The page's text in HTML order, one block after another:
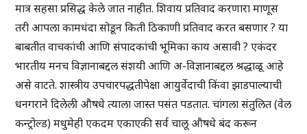
मात्र सहसा प्रसिद्ध केले जात नाहीत. शिवाय प्रतिवाद करणारा माणूस
तरी आपला कामधंदा सोडून किती ठिकाणी प्रतिवाद करत बसणार ? या
बाबतीत वाचकांची आणि संपादकांची भूमिका काय असावी ? एकंदर
भारतीय मनच विज्ञानाबद्दल संशयी आणि अ-विज्ञानाबद्दल श्रद्धाळू आहे
असे वाटते. शास्त्रीय उपचारपद्धतीपेक्षा आयुर्वेदाची किंवा झाडपाल्याची
धनगराने दिलेली औषधे त्याला जास्त पसंत पडतात. चांगला संतुलित (वेल
कन्ट्रोल्ड) मधुमेही एकदम एकाएकी सर्व चालू औषधे बंद करून